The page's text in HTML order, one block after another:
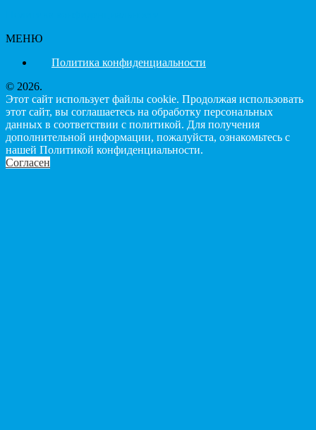
МЕНЮ
Политика конфиденциальности
© 2026.
Этот сайт использует файлы cookie. Продолжая использовать
этот сайт, вы соглашаетесь на обработку персональных
данных в соответствии с политикой. Для получения
дополнительной информации, пожалуйста, ознакомьтесь с
нашей Политикой конфиденциальности.
Согласен